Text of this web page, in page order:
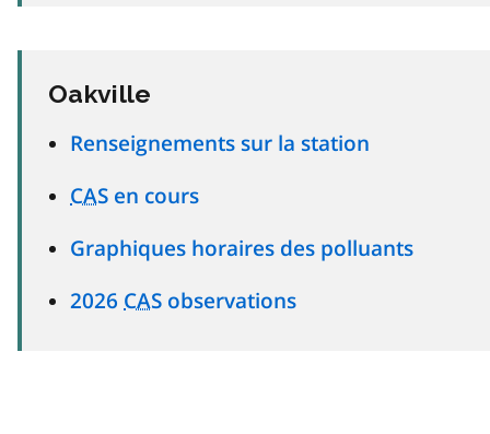
Oakville
Renseignements sur la station
CAS en cours
Graphiques horaires des polluants
2026 CAS observations